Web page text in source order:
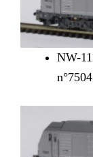
NW-